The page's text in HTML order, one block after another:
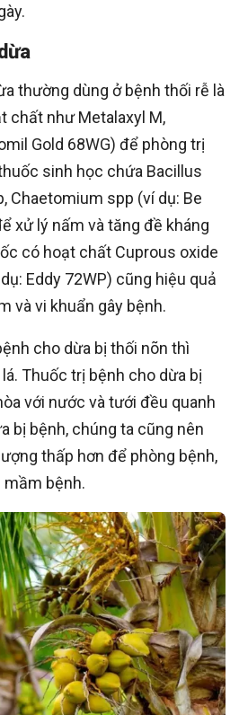
thường dùng ở bệnh thối rễ là
chất như Metalaxyl M,
Gold 68WG) để phòng trị
sinh học chứa Bacillus
Chaetomium spp (ví dụ: Be
xử lý nấm và tăng đề kháng
có hoạt chất Cuprous oxide
Eddy 72WP) cũng hiệu quả
và vi khuẩn gây bệnh.
cho dừa bị thối nõn thì
Thuốc trị bệnh cho dừa bị
với nước và tưới đều quanh
bị bệnh, chúng ta cũng nên
thấp hơn để phòng bệnh,
mầm bệnh.